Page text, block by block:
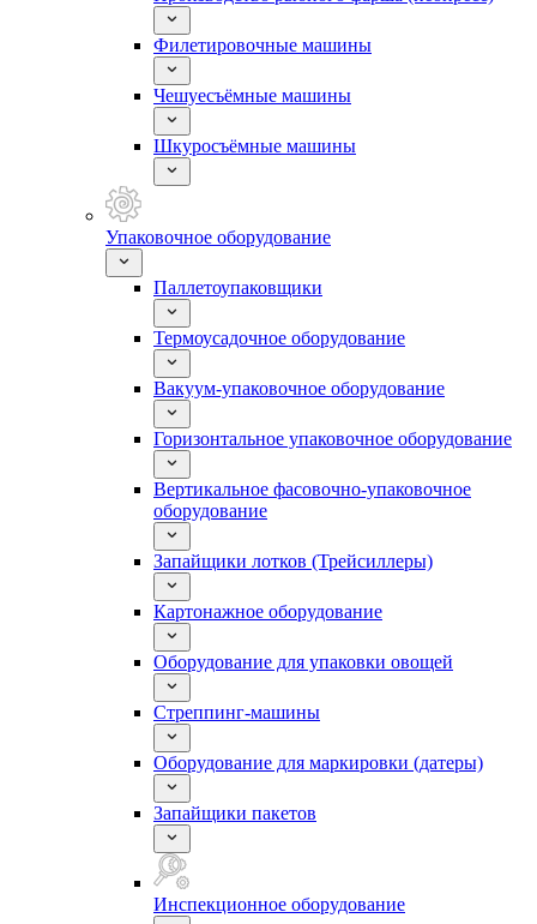
Филетировочные машины
Чешуесъёмные машины
Шкуросъёмные машины
Упаковочное оборудование
Паллетоупаковщики
Термоусадочное оборудование
Вакуум-упаковочное оборудование
Горизонтальное упаковочное оборудование
Вертикальное фасовочно-упаковочное
оборудование
Запайщики лотков (Трейсиллеры)
Картонажное оборудование
Оборудование для упаковки овощей
Стреппинг-машины
Оборудование для маркировки (датеры)
Запайщики пакетов
Инспекционное оборудование